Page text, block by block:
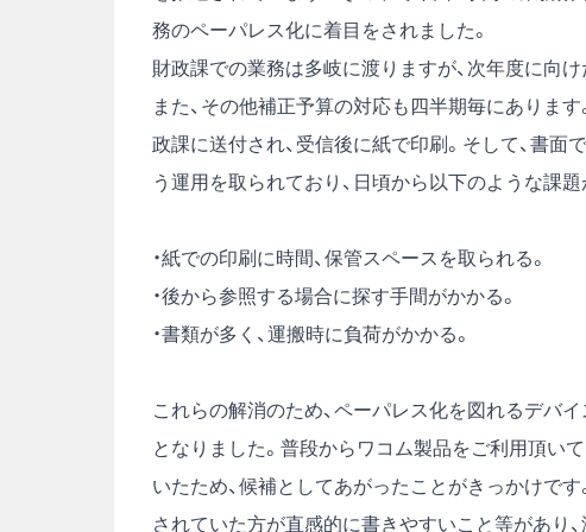
務のペーパレス化に着目をされました。
財政課での業務は多岐に渡りますが、次年度に向
また、その他補正予算の対応も四半期毎にありま
政課に送付され、受信後に紙で印刷。そして、書
う運用を取られており、日頃から以下のような課
・紙での印刷に時間、保管スペースを取られる。
・後から参照する場合に探す手間がかかる。
・書類が多く、運搬時に負荷がかかる。
これらの解消のため、ペーパレス化を図れるデバ
となりました。普段からワコム製品をご利用頂い
いたため、候補としてあがったことがきっかけで
されていた方が直感的に書きやすいこと等があり